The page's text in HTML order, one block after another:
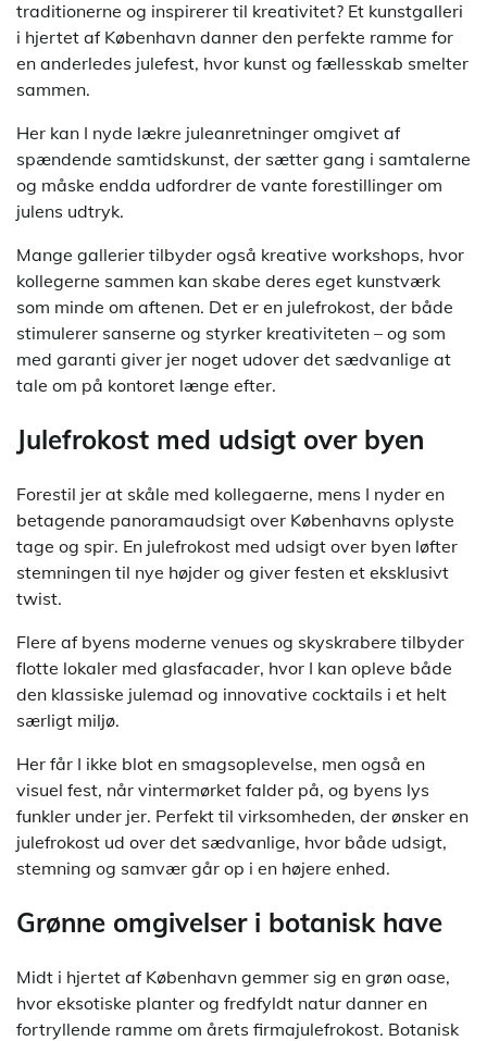
traditionerne og inspirerer til kreativitet? Et kunstgalleri
i hjertet af København danner den perfekte ramme for
en anderledes julefest, hvor kunst og fællesskab smelter
sammen.
Her kan I nyde lækre juleanretninger omgivet af
spændende samtidskunst, der sætter gang i samtalerne
og måske endda udfordrer de vante forestillinger om
julens udtryk.
Mange gallerier tilbyder også kreative workshops, hvor
kollegerne sammen kan skabe deres eget kunstværk
som minde om aftenen. Det er en julefrokost, der både
stimulerer sanserne og styrker kreativiteten – og som
med garanti giver jer noget udover det sædvanlige at
tale om på kontoret længe efter.
Julefrokost med udsigt over byen
Forestil jer at skåle med kollegaerne, mens I nyder en
betagende panoramaudsigt over Københavns oplyste
tage og spir. En julefrokost med udsigt over byen løfter
stemningen til nye højder og giver festen et eksklusivt
twist.
Flere af byens moderne venues og skyskrabere tilbyder
flotte lokaler med glasfacader, hvor I kan opleve både
den klassiske julemad og innovative cocktails i et helt
særligt miljø.
Her får I ikke blot en smagsoplevelse, men også en
visuel fest, når vintermørket falder på, og byens lys
funkler under jer. Perfekt til virksomheden, der ønsker en
julefrokost ud over det sædvanlige, hvor både udsigt,
stemning og samvær går op i en højere enhed.
Grønne omgivelser i botanisk have
Midt i hjertet af København gemmer sig en grøn oase,
hvor eksotiske planter og fredfyldt natur danner en
fortryllende ramme om årets firmajulefrokost. Botanisk